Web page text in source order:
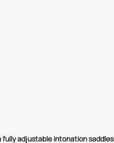
adjustable intonation saddles